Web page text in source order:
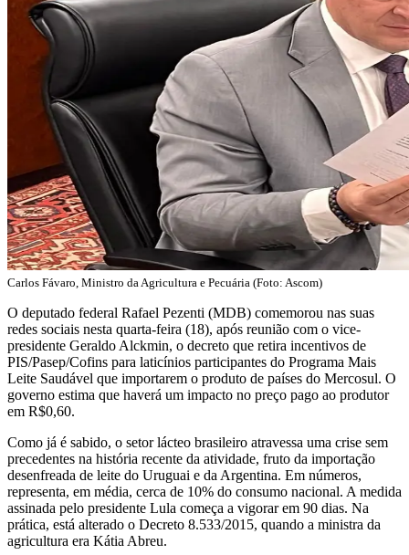
Carlos Fávaro, Ministro da Agricultura e Pecuária (Foto: Ascom)
O deputado federal Rafael Pezenti (MDB) comemorou nas suas
redes sociais nesta quarta-feira (18), após reunião com o vice-
presidente Geraldo Alckmin, o decreto que retira incentivos de
PIS/Pasep/Cofins para laticínios participantes do Programa Mais
Leite Saudável que importarem o produto de países do Mercosul. O
governo estima que haverá um impacto no preço pago ao produtor
em R$0,60.
Como já é sabido, o setor lácteo brasileiro atravessa uma crise sem
precedentes na história recente da atividade, fruto da importação
desenfreada de leite do Uruguai e da Argentina. Em números,
representa, em média, cerca de 10% do consumo nacional. A medida
assinada pelo presidente Lula começa a vigorar em 90 dias. Na
prática, está alterado o Decreto 8.533/2015, quando a ministra da
agricultura era Kátia Abreu.